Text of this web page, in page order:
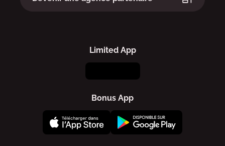
Limited App
Bonus App